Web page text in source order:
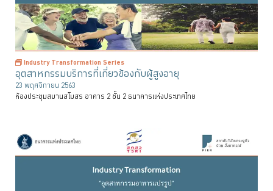
Industry Transformation Series
อุตสาหกรรมบริการที่เกี่ยวข้องกับผู้สูงอายุ
23 พฤศจิกายน 2563
ห้องประชุมสมานสโมสร อาคาร 2 ชั้น 2 ธนาคารแห่งประเทศไทย